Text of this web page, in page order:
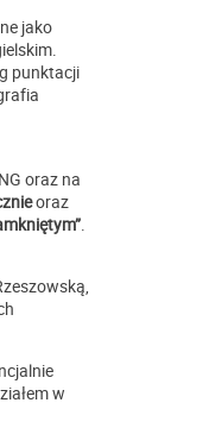
jako
punktacji
oraz na
oraz
.
w